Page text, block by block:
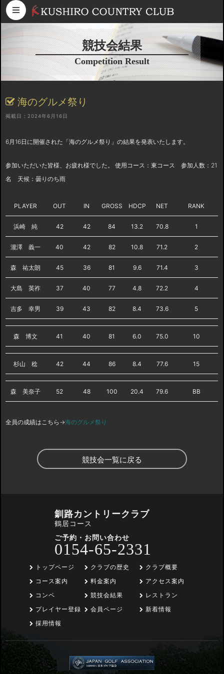
コンテンツへスキップ
競技会結果
Competition Result
海のグルメ祭り
掲載日：2024年6月16日
6月16日に開催された「海のグルメ祭り」の結果を発表いたします。
参加いただいた皆様、お疲れ様でした。 使用コース：東コース 参加人数：21
名 天候：曇りのち雨
PLAYER OUT IN GROSS HDCP NET RANK
浜崎 純 42 42 84 13.2 70.8 1
瀧澤 義一 40 42 82 10.8 71.2 2
森 祐太朗 45 36 81 9.6 71.4 3
大島 英祚 37 40 77 4.8 72.2 4
吉多 幸男 39 43 82 8.4 73.6 5
森 博文 41 40 81 6.0 75.0 10
杉山 稔 42 44 86 8.4 77.6 15
森 美奈子 52 48 100 20.4 79.6 BB
全員の成績はこちら→海のグルメ祭り
競技会一覧に戻る
釧路カントリークラブ
鶴居コース
ご予約・お問い合わせ
0154-65-2331
トップページ
コース案内
コンペ
プレイヤー登録
採用情報
クラブの歴史
料金案内
競技会結果
会員ページ
クラブ概要
アクセス案内
レストラン
新着情報